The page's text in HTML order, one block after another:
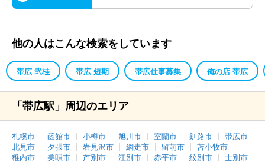
他の人はこんな検索をしています
帯広 弐桂 帯広 短期 帯広仕事募集 俺の店 帯広
「帯広駅」周辺のエリア
札幌市 函館市 小樽市 旭川市 室蘭市 釧路市
帯広市
北見市
夕張市 岩見沢市 網走市 留萌市
苫小牧市
稚内市
美唄市 芦別市 江別市 赤平市 紋別市 士別市